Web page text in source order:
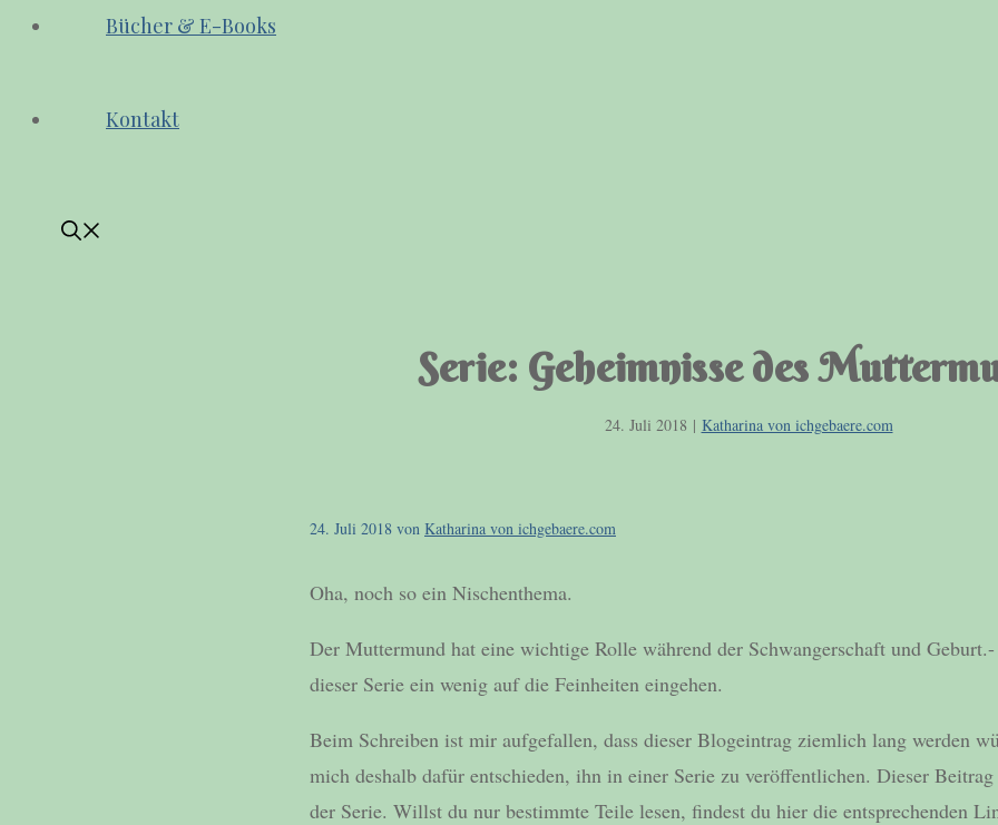
Bücher & E-Books
Kontakt
Serie: Geheimnisse des
24. Juli 2018 | Katharina von ichgebaere.com
24. Juli 2018 von Katharina von ichgebaere.com
Oha, noch so ein Nischenthema.
Der Muttermund hat eine wichtige Rolle während der Schwangerschaft und
dieser Serie ein wenig auf die Feinheiten eingehen.
Beim Schreiben ist mir aufgefallen, dass dieser Blogeintrag ziemlich lang werden
mich deshalb dafür entschieden, ihn in einer Serie zu veröffentlichen. Dieser
der Serie. Willst du nur bestimmte Teile lesen, findest du hier die entsprechenden